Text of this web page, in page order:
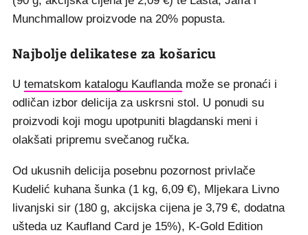
Munchmallow proizvode na 20% popusta.
Najbolje delikatese za košaricu
U tematskom katalogu Kauflandamože se pronaći i
odličan izbor delicija za uskrsni stol. U ponudi su
proizvodi koji mogu upotpuniti blagdanski meni i
olakšati pripremu svečanog ručka.
Od ukusnih delicija posebnu pozornost privlače
Kudelić kuhana šunka (1 kg, 6,09 €), Mljekara Livno
livanjski sir (180 g, akcijska cijena je 3,79 €, dodatna
ušteda uz Kaufland Card je 15%), K-Gold Edition